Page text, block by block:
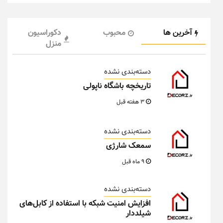
آخرین ها محبوب
دکوراسیون
منزل
دسته‌بندی نشده
تاریخچه باشگاه ناپولی
دسته‌بندی نشده
سمعک شارژی
دسته‌بندی نشده
افزایش امنیت شبکه با استفاده از کابل‌های
شیلددار